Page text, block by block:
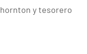
y tesorero